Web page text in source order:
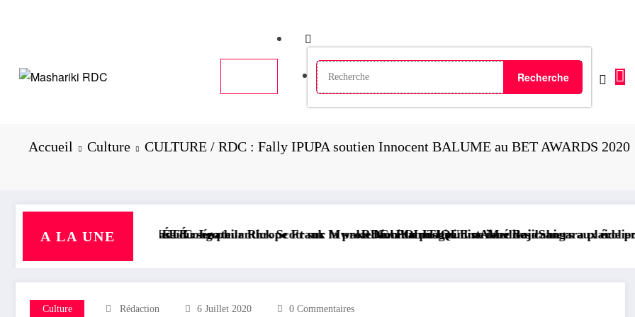
Accueil Culture CULTURE / RDC : Fally IPUPA soutien Innocent BALUME au BET AWARDS 2020
A LA UNE
du Congo
du sénateur Rick Scott sur la protection du programme Medicaid
: Le philanthrope Frank Mwaka Kubihamushizi distribue des cahiers aux écoliers de la chefferie de
RDC/ POLITIQUE : Aimé Boji Sangara plaide pour un tribunalRDC/ POLITIQUE :
Culture Rédaction 6 Juillet 2020 0 Commentaires